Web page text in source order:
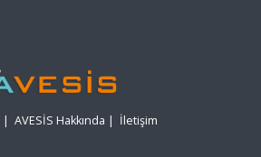
| AVESİS Hakkında | İletişim